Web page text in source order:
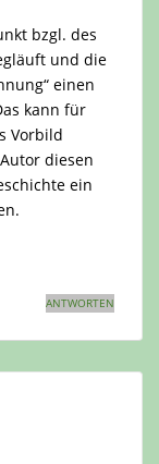
bzgl. des
und die
einen
kann für
Vorbild
diesen
ein
ANTWORTEN